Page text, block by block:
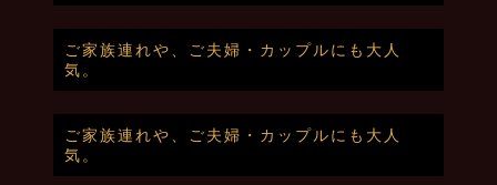
ご家族連れや、ご夫婦・カップルにも大人
気。
ご家族連れや、ご夫婦・カップルにも大人
気。